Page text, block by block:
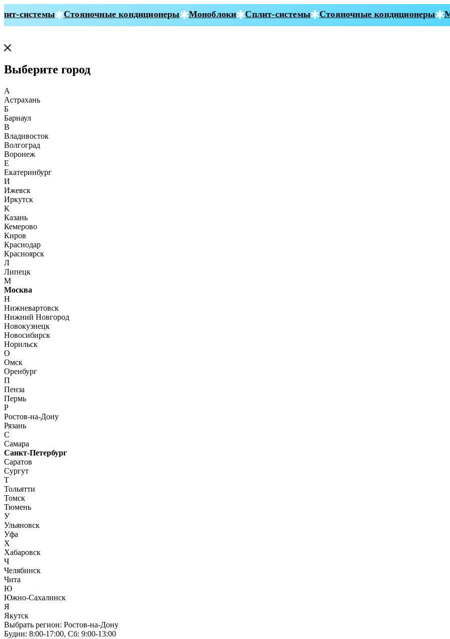
системы Стояночные кондиционеры Моноблоки Сплит-системы Стояночные кондиционеры
Выберите город
А
Астрахань
Б
Барнаул
В
Владивосток
Волгоград
Воронеж
Е
Екатеринбург
И
Ижевск
Иркутск
К
Казань
Кемерово
Киров
Краснодар
Красноярск
Л
Липецк
М
Москва
Н
Нижневартовск
Нижний Новгород
Новокузнецк
Новосибирск
Норильск
О
Омск
Оренбург
П
Пенза
Пермь
Р
Ростов-на-Дону
Рязань
С
Самара
Санкт-Петербург
Саратов
Сургут
Т
Тольятти
Томск
Тюмень
У
Ульяновск
Уфа
Х
Хабаровск
Ч
Челябинск
Чита
Ю
Южно-Сахалинск
Я
Якутск
Выбрать регион: Ростов-на-Дону
Будни: 8:00‑17:00, Сб: 9:00‑13:00